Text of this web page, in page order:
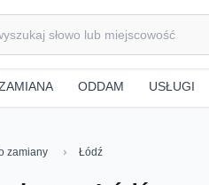
ODDAM USŁUGI
zamiany Łódź